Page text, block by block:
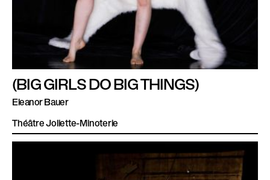
(BIG GIRLS DO BIG THINGS)
Eleanor Bauer
Théâtre Joliette-Minoterie